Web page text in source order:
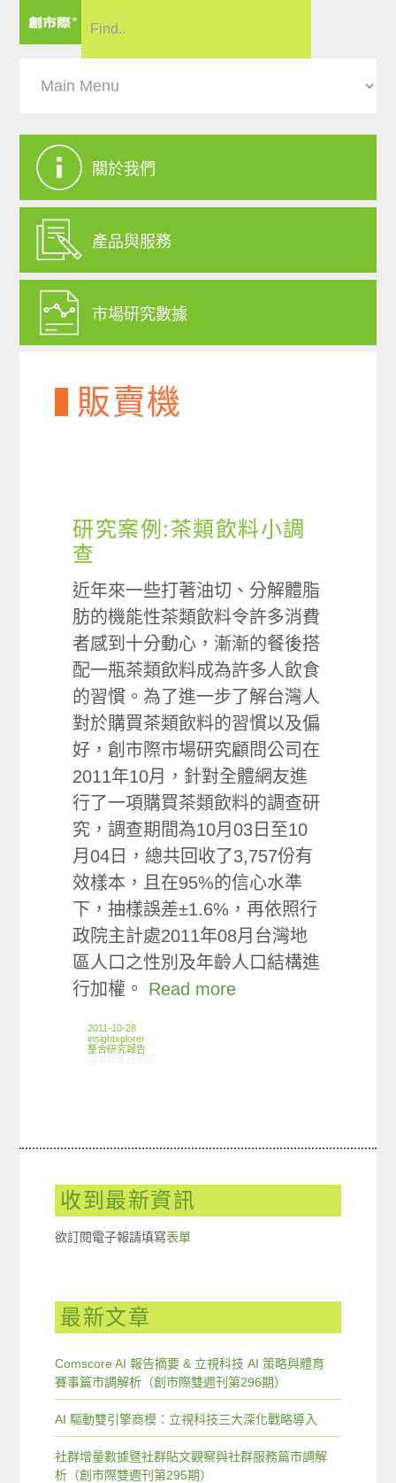
關於我們
產品與服務
市場研究數據
販賣機
研究案例:茶類飲料小調
查
近年來一些打著油切、分解體脂
肪的機能性茶類飲料令許多消費
者感到十分動心，漸漸的餐後搭
配一瓶茶類飲料成為許多人飲食
的習慣。為了進一步了解台灣人
對於購買茶類飲料的習慣以及偏
好，創市際市場研究顧問公司在
2011年10月，針對全體網友進
行了一項購買茶類飲料的調查研
究，調查期間為10月03日至10
月04日，總共回收了3,757份有
效樣本，且在95%的信心水準
下，抽樣誤差±1.6%，再依照行
政院主計處2011年08月台灣地
區人口之性別及年齡人口結構進
行加權。 Read more
2011-10-28
insightxplorer
整合研究報告
收到最新資訊
欲訂閱電子報請填寫表單
最新文章
Comscore AI 報告摘要 & 立視科技 AI 策略與體育
賽事篇市調解析（創市際雙週刊第296期）
AI 驅動雙引擎商模：立視科技三大深化戰略導入
社群增量數據暨社群貼文觀察與社群服務篇市調解
析（創市際雙週刊第295期）